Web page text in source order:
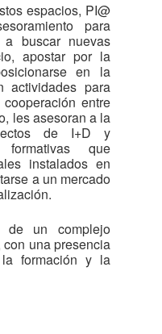
espacios, PI@
para
buscar nuevas
apostar por la
en la
actividades para
entre
les asesoran a la
de I+D y
formativas que
instalados en
a un mercado
un complejo
una presencia
formación y la